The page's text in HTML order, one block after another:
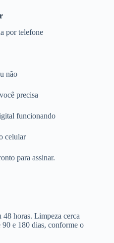
por telefone
não
precisa
funcionando
celular
para assinar.
horas. Limpeza cerca
90 e 180 dias, conforme o